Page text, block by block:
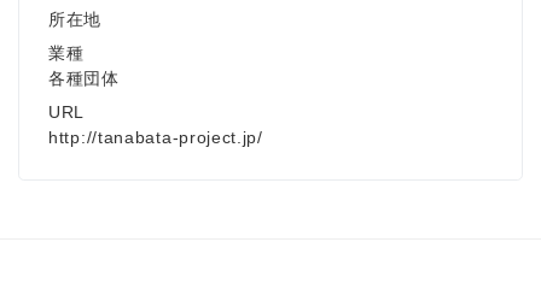
所在地
業種
各種団体
URL
http://tanabata-project.jp/